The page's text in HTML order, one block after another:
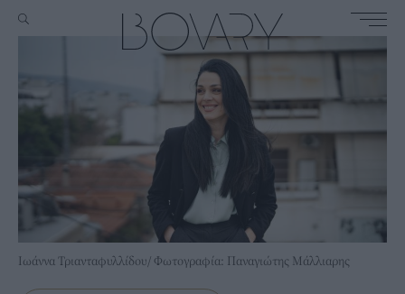
Ιωάννα Τριανταφυλλίδου/ Φωτογραφία: Παναγιώτης Μάλλιαρης